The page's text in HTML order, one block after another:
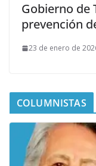
Gobierno de
prevención
23 de enero de
COLUMNISTAS